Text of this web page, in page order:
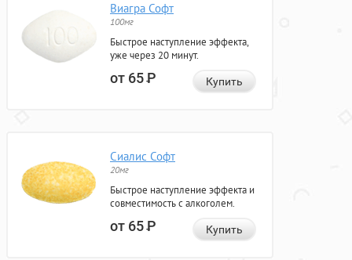
Виагра Софт
100мг
Быстрое наступление эффекта,
уже через 20 минут.
от 65Р Купить
Сиалис Софт
20мг
Быстрое наступление эффекта и
совместимость с алкоголем.
от 65Р Купить